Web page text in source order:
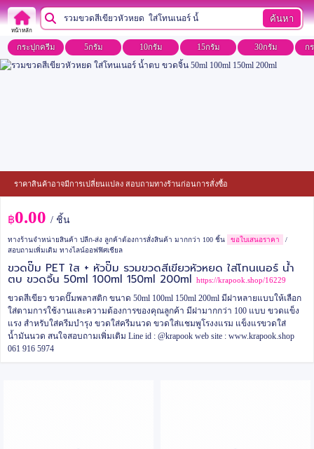
หน้าหลัก
ค้นหา
กระปุกครีม 5กรัม 10กรัม 15กรัม 30กรัม ก
ราคาสินค้าอาจมีการเปลี่ยนแปลง สอบถามทางร้านก่อนการสั่งซื้อ
฿0.00 / ชิ้น
ทางร้านจำหน่ายสินค้า ปลีก-ส่ง ลูกค้าต้องการสั่งสินค้า มากกว่า 100 ชิ้น ขอใบเสนอราคา
/
สอบถามเพิ่มเติม ทางไลน์ออฟฟิศเชียล
ขวดปั๊ม PET ใส + หัวปั๊ม รวมขวดสีเขียวหัวหยด ใส่โทนเนอร์ น้ำ
ตบ ขวดจิ้น 50ml 100ml 150ml 200ml https://krapook.shop/16229
ขวดสีเขียว ขวดปั๊มพลาสติก ขนาด 50ml 100ml 150ml 200ml มีฝาหลายแบบให้เลือก
ใส่ตามการใช้งานและความต้องการของคุณลูกค้า มีฝามากกว่า 100 แบบ ขวดแข็ง
แรง สำหรับใส่ครีมบำรุง ขวดใส่ครีมนวด ขวดใส่แชมพูโรงงแรม แข็งแรขวดใส่
น้ำมันนวด สนใจสอบถามเพิ่มเติม Line id : @krapook web site : www.krapook.shop
061 916 5974